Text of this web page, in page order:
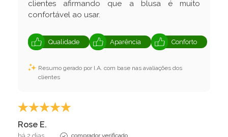
clientes afirmando que a blusa é muito
confortável ao usar.
Qualidade Aparência Conforto
Resumo gerado por I.A. com base nas avaliações dos
clientes
Rose E.
comprador verificado